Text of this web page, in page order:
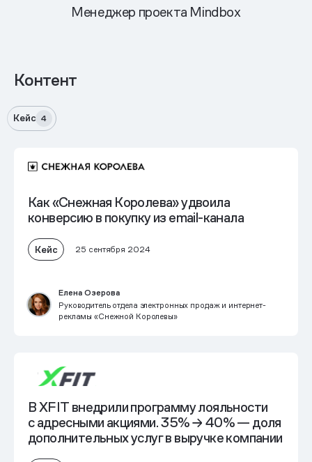
Менеджер проекта Mindbox
Контент
Кейс 4
Как «Снежная Королева»удвоила
конверсию в покупкуиз email-канала
Кейс 25 сентября 2024
Елена Озерова
Руководитель отдела электронных продаж и интернет-
рекламы «Снежной Королевы»
В XFIT внедрили программу лояльности
с адресными акциями. 35% → 40% — доля
дополнительных услуг в выручке компании